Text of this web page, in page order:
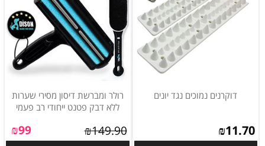
דוקרנים נמוכים נגד יונים
₪11.70
רולר ומברשת דיסון מסירי שערות
ללא דבק פטנט ייחודי רב פעמי
₪149.90
₪99